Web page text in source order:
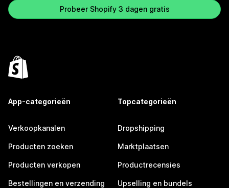
Probeer Shopify 3 dagen gratis
App-categorieën
Verkoopkanalen
Producten zoeken
Producten verkopen
Bestellingen en verzending
Topcategorieën
Dropshipping
Marktplaatsen
Productrecensies
Upselling en bundels